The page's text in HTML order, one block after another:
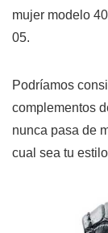
mujer modelo
05.
Podríamos
complementos
nunca pasa de
cual sea tu